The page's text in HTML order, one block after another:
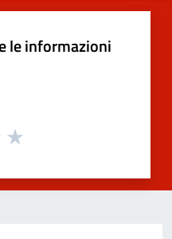
le informazioni